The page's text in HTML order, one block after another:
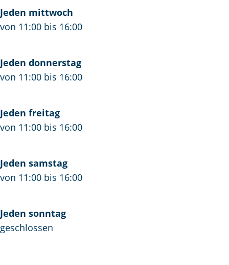
Jeden mittwoch
von 11:00 bis 16:00
Jeden donnerstag
von 11:00 bis 16:00
Jeden freitag
von 11:00 bis 16:00
Jeden samstag
von 11:00 bis 16:00
Jeden sonntag
geschlossen